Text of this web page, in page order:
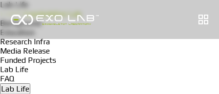
Lab Life
ST Exoskeleton L ab
Background
Education
Research Infra
Media Release
Funded Projects
Lab Life
FAQ
Lab Life